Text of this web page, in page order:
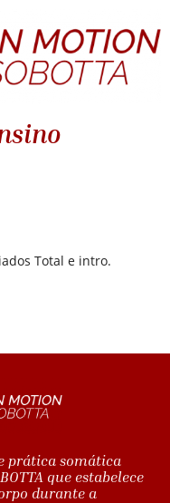
Total e intro.
prática somática
que estabelece
durante a